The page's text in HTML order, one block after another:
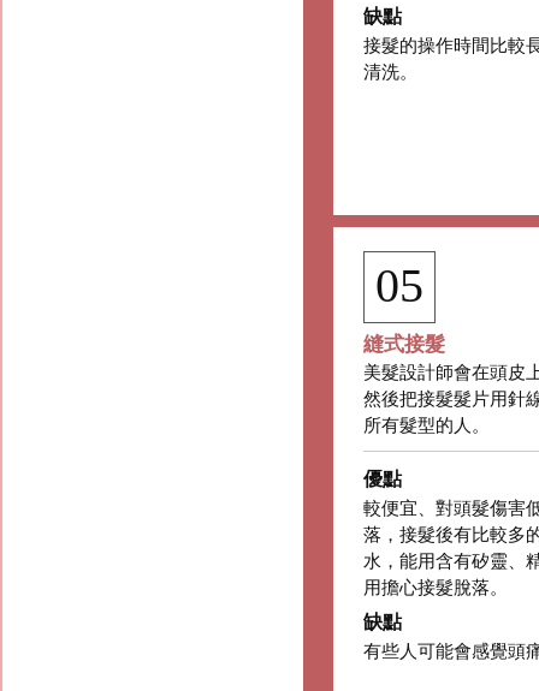
缺點
接髮的操作時間比較
清洗。
05
縫式接髮
美髮設計師會在頭皮
然後把接髮髮片用針
所有髮型的人。
優點
較便宜、對頭髮傷害
落，接髮後有比較多
水，能用含有矽靈、
用擔心接髮脫落。
缺點
有些人可能會感覺頭